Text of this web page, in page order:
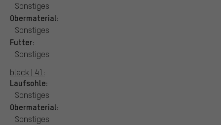
Sonstiges
Obermaterial:
Sonstiges
Futter:
Sonstiges
black | 41:
Laufsohle:
Sonstiges
Obermaterial:
Sonstiges